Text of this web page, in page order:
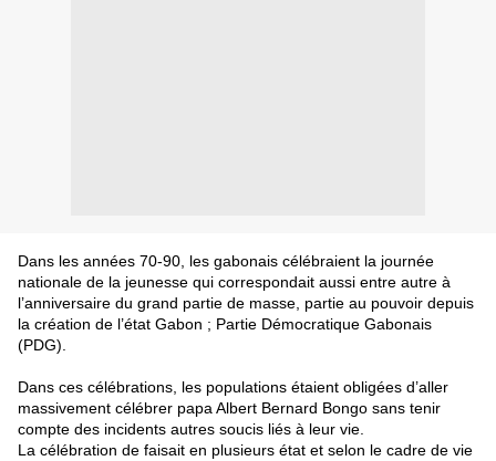
Dans les années 70-90, les gabonais célébraient la journée
nationale de la jeunesse qui correspondait aussi entre autre à
l’anniversaire du grand partie de masse, partie au pouvoir depuis
la création de l’état Gabon ; Partie Démocratique Gabonais
(PDG).
Dans ces célébrations, les populations étaient obligées d’aller
massivement célébrer papa Albert Bernard Bongo sans tenir
compte des incidents autres soucis liés à leur vie.
La célébration de faisait en plusieurs état et selon le cadre de vie